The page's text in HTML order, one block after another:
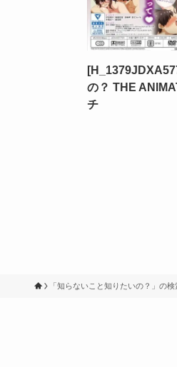
の？ THE
チ
「知らないこと知りたいの？」の